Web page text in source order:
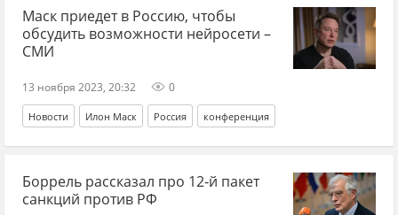
Маск приедет в Россию, чтобы
обсудить возможности нейросети –
СМИ
13 ноября 2023, 20:32 0
Новости Илон Маск Россия конференция
Боррель рассказал про 12-й пакет
санкций против РФ